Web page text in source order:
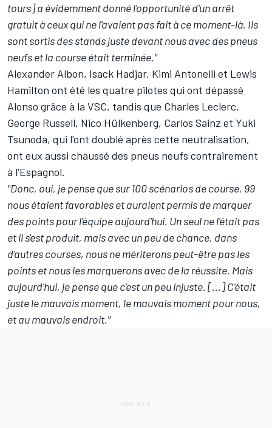
tours] a évidemment donné l'opportunité d'un arrêt
gratuit à ceux qui ne l'avaient pas fait à ce moment-là. Ils
sont sortis des stands juste devant nous avec des pneus
neufs et la course était terminée."
Alexander Albon, Isack Hadjar, Kimi Antonelli et Lewis
Hamilton ont été les quatre pilotes qui ont dépassé
Alonso grâce à la VSC, tandis que Charles Leclerc,
George Russell, Nico Hülkenberg, Carlos Sainz et Yuki
Tsunoda, qui l'ont doublé après cette neutralisation,
ont eux aussi chaussé des pneus neufs contrairement
à l'Espagnol.
"Donc, oui, je pense que sur 100 scénarios de course, 99
nous étaient favorables et auraient permis de marquer
des points pour l'équipe aujourd'hui. Un seul ne l'était pas
et il s'est produit, mais avec un peu de chance, dans
d'autres courses, nous ne mériterons peut-être pas les
points et nous les marquerons avec de la réussite. Mais
aujourd'hui, je pense que c'est un peu injuste. [...] C'était
juste le mauvais moment, le mauvais moment pour nous,
et au mauvais endroit."